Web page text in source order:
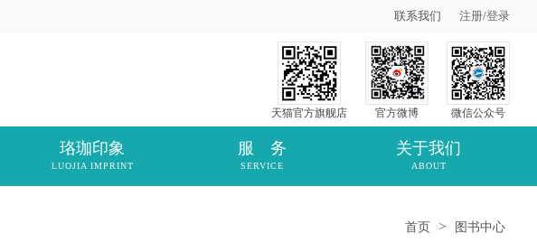
联系我们 注册/登录
天猫官方旗舰店 官方微博 微信公众号
珞珈印象
LUOJIA IMPRINT
服 务
SERVICE
关于我们
ABOUT
首页 > 图书中心